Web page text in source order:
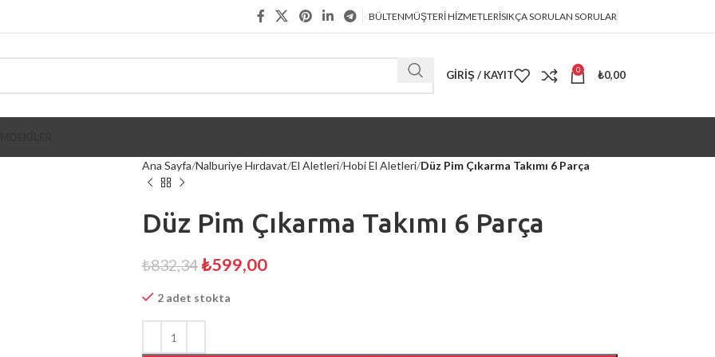
BÜLTENMÜŞTERİ HİZMETLERİSIKÇA SORULAN SORULAR
GIRIŞ / KAYIT 0 ₺0,00
Ana Sayfa Nalburiye Hırdavat El Aletleri Hobi El Aletleri Düz Pim Çıkarma Takımı 6 Parça
Düz Pim Çıkarma Takımı 6 Parça
₺832,34 ₺599,00
2 adet stokta